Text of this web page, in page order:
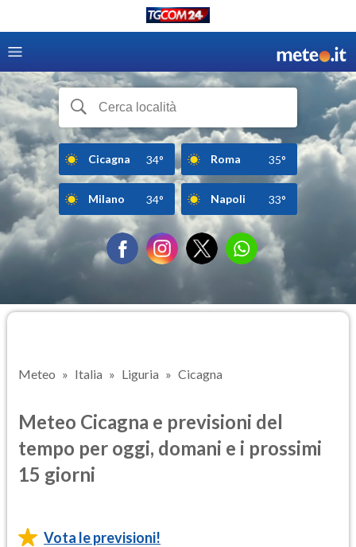
Cicagna 34° Roma 35°
Milano 34° Napoli 33°
Meteo Italia Liguria Cicagna
Meteo Cicagna e previsioni del
tempo per oggi, domani e i prossimi
15 giorni
Vota le previsioni!